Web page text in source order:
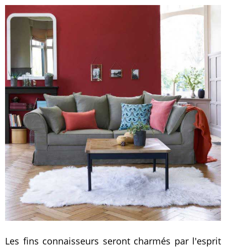
Les fins connaisseurs seront charmés par l'esprit